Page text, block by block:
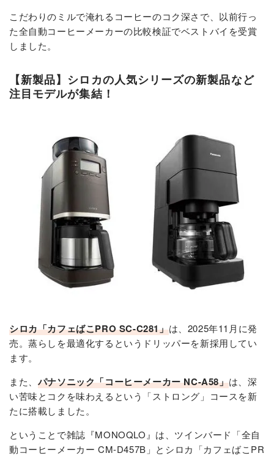
こだわりのミルで淹れるコーヒーのコク深さで、以前行っ
た全自動コーヒーメーカーの比較検証でベストバイを受賞
しました。
【新製品】シロカの人気シリーズの新製品など
注目モデルが集結！
シロカ「カフェばこPRO SC-C281」は、2025年11月に発
売。蒸らしを最適化するというドリッパーを新採用してい
ます。
また、 パナソニック「コーヒーメーカー NC-A58」は、深
い苦味とコクを味わえるという「ストロング」コースを新
たに搭載しました。
ということで雑誌『MONOQLO』は、ツインバード「全自
動コーヒーメーカー CM-D457B」とシロカ「カフェばこPR